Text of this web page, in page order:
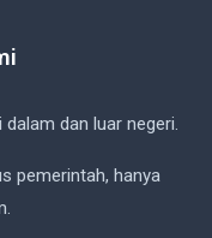
dan luar negeri.
pemerintah, hanya